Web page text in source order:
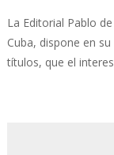
La Editorial Pablo
Cuba, dispone en
títulos, que el